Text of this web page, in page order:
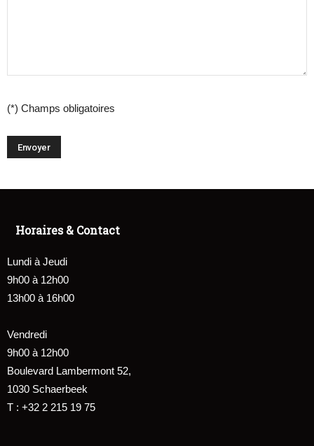
(*) Champs obligatoires
Horaires & Contact
Lundi à Jeudi
9h00 à 12h00
13h00 à 16h00
Vendredi
9h00 à 12h00
Boulevard Lambermont 52,
1030 Schaerbeek
T : +32 2 215 19 75